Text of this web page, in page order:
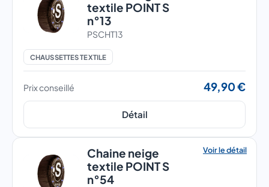
textile POINT S
n°13
PSCHT13
CHAUSSETTES TEXTILE
Prix conseillé 49,90 €
Détail
Chaine neige
textile POINT S
n°54
Voir le détail